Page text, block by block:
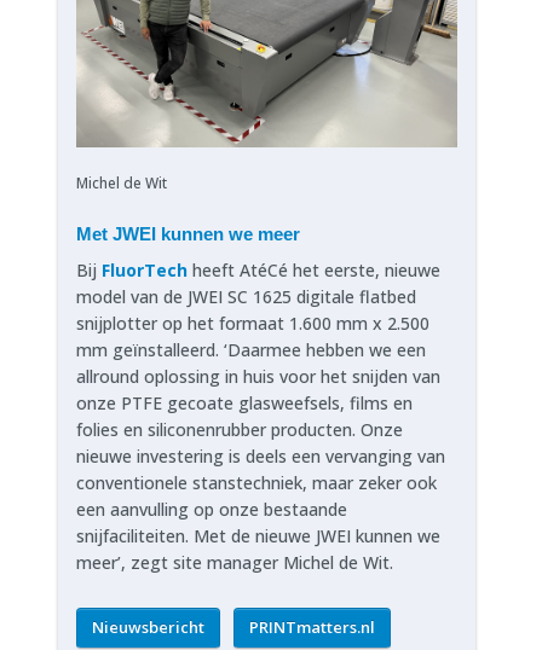
Michel de Wit
Met JWEI kunnen we meer
Bij FluorTech heeft AtéCé het eerste, nieuwe
model van de JWEI SC 1625 digitale flatbed
snijplotter op het formaat 1.600 mm x 2.500
mm geïnstalleerd. ‘Daarmee hebben we een
allround oplossing in huis voor het snijden van
onze PTFE gecoate glasweefsels, films en
folies en siliconenrubber producten. Onze
nieuwe investering is deels een vervanging van
conventionele stanstechniek, maar zeker ook
een aanvulling op onze bestaande
snijfaciliteiten. Met de nieuwe JWEI kunnen we
meer’, zegt site manager Michel de Wit.
Nieuwsbericht PRINTmatters.nl